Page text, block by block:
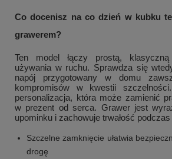
Co docenisz na co dzień w kubku
grawerem?
Ten model łączy prostą,
używania w ruchu. Sprawdza się
napój przygotowany w domu
kompromisów w kwestii
personalizacja, która może zamienić
w prezent od serca. Grawer jest
upominku i zachowuje trwałość
Szczelne zamknięcie ułatwia
drogę